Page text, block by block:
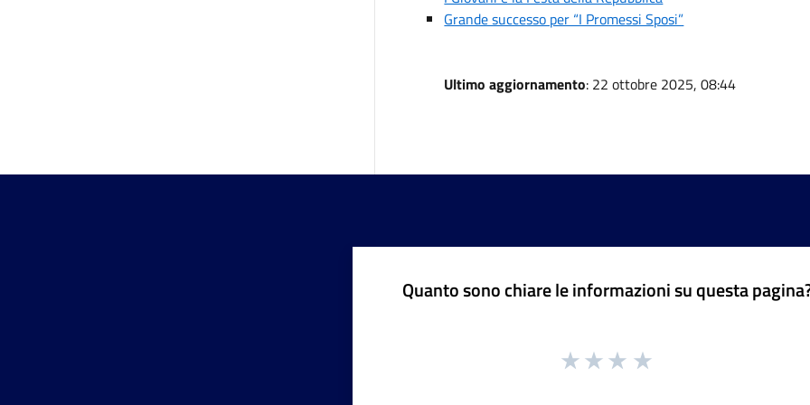
Grande successo per “I Promessi Sposi”
Ultimo aggiornamento: 22 ottobre 2025, 08:44
Quanto sono chiare le informazioni su questa